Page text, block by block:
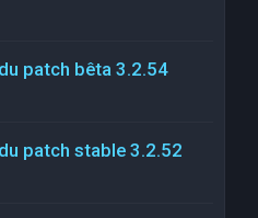
patch bêta 3.2.54
patch stable 3.2.52